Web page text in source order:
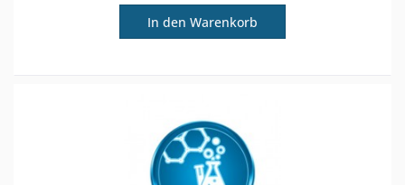
In den Warenkorb